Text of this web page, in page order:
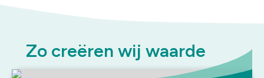
energiesector.
Zo creëren wij waarde